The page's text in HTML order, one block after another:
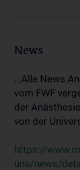
News
...Alle News
vom FWF
der
von der
https://
uns/news/